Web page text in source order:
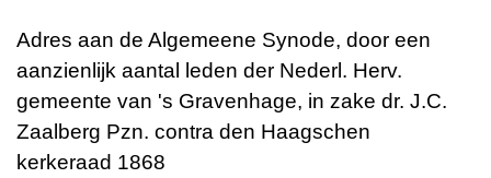
Adres aan de Algemeene Synode, door een
aanzienlijk aantal leden der Nederl. Herv.
gemeente van 's Gravenhage, in zake dr. J.C.
Zaalberg Pzn. contra den Haagschen
kerkeraad 1868